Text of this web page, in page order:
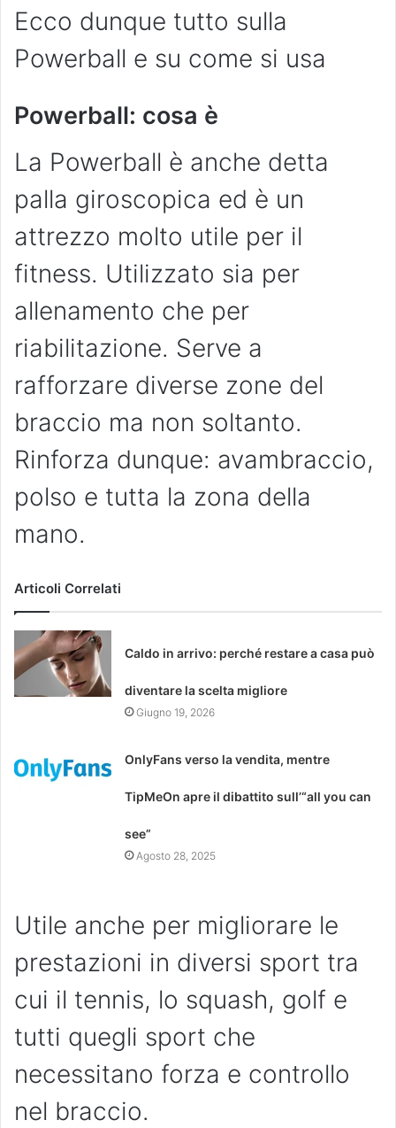
Ecco dunque tutto sulla
Powerball e su come si usa
Powerball: cosa è
La Powerball è anche detta
palla giroscopica ed è un
attrezzo molto utile per il
fitness. Utilizzato sia per
allenamento che per
riabilitazione. Serve a
rafforzare diverse zone del
braccio ma non soltanto.
Rinforza dunque: avambraccio,
polso e tutta la zona della
mano.
Articoli Correlati
Caldo in arrivo: perché restare a casa può
diventare la scelta migliore
Giugno 19, 2026
OnlyFans verso la vendita, mentre
TipMeOn apre il dibattito sull’“all you can
see”
Agosto 28, 2025
Utile anche per migliorare le
prestazioni in diversi sport tra
cui il tennis, lo squash, golf e
tutti quegli sport che
necessitano forza e controllo
nel braccio.